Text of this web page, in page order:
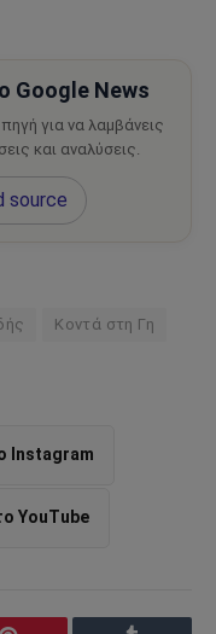
Google News
για να λαμβάνεις
και αναλύσεις.
source
Κοντά στη Γη
Instagram
YouTube